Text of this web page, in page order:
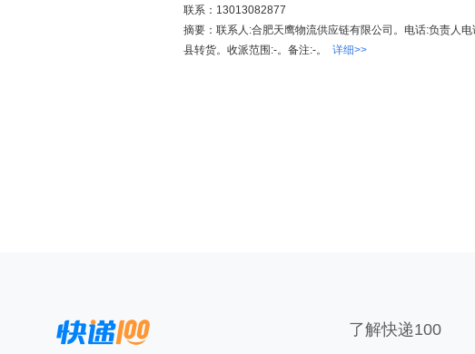
联系：13013082877
摘要：联系人:合肥天鹰物流供应链有限公司。电话:负责人
县转货。收派范围:-。备注:-。 详细>>
了解快递100